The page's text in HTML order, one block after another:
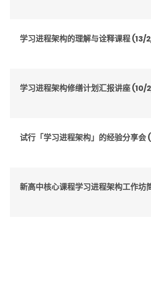
学习进程架构的理解与诠释课程 (13/
学习进程架构修缮计划汇报讲座 (10/
试行「学习进程架构」的经验分享
新高中核心课程学习进程架构工作